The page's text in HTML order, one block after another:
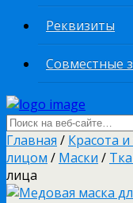
Реквизиты
Совместные
Главная / Красота
лицом / Маски /
лица